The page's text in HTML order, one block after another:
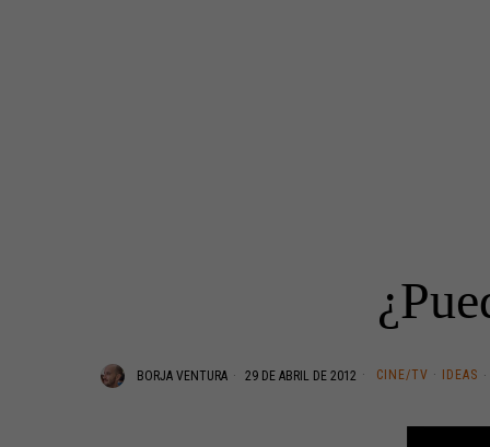
BORJA VENTURA 29 DE ABRIL DE 2012 CINE/TV · IDEAS